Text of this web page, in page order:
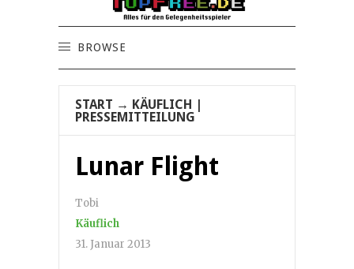
BROWSE
START → KÄUFLICH
PRESSEMITTEILUNG
Lunar Flight
Tobi
Käuflich
31. Januar 2013